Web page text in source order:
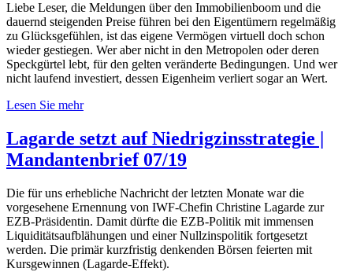
Liebe Leser, die Meldungen über den Immobilienboom und die
dauernd steigenden Preise führen bei den Eigentümern regelmäßig
zu Glücksgefühlen, ist das eigene Vermögen virtuell doch schon
wieder gestiegen. Wer aber nicht in den Metropolen oder deren
Speckgürtel lebt, für den gelten veränderte Bedingungen. Und wer
nicht laufend investiert, dessen Eigenheim verliert sogar an Wert.
Lesen Sie mehr
Lagarde setzt auf Niedrigzinsstrategie |
Mandantenbrief 07/19
Die für uns erhebliche Nachricht der letzten Monate war die
vorgesehene Ernennung von IWF-Chefin Christine Lagarde zur
EZB-Präsidentin. Damit dürfte die EZB-Politik mit immensen
Liquiditätsaufblähungen und einer Nullzinspolitik fortgesetzt
werden. Die primär kurzfristig denkenden Börsen feierten mit
Kursgewinnen (Lagarde-Effekt).